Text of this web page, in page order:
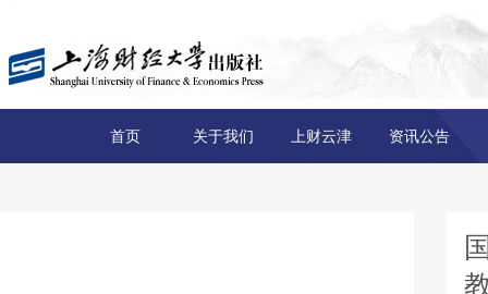
首页 关于我们 上财云津 资讯公告